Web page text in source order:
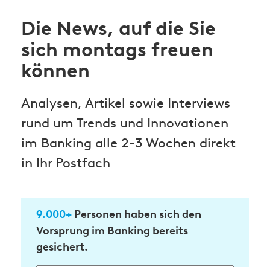
Die News, auf die Sie
sich montags freuen
können
Analysen, Artikel sowie Interviews
rund um Trends und Innovationen
im Banking alle 2-3 Wochen direkt
in Ihr Postfach
9.000+ Personen haben sich den
Vorsprung im Banking bereits
gesichert.